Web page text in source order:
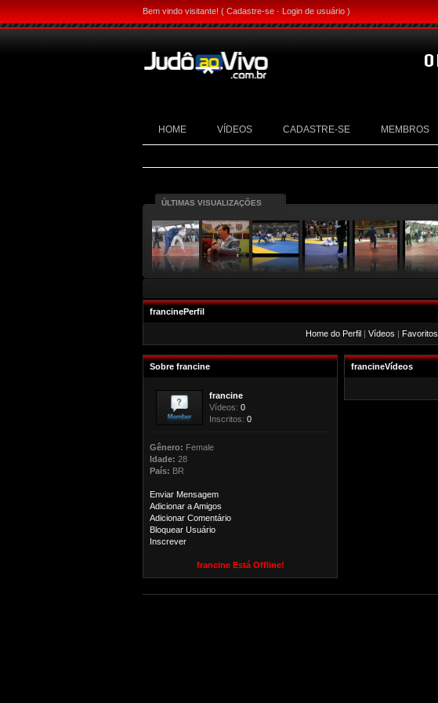
Bem vindo visitante! ( Cadastre-se · Login de usuário )
HOME VÍDEOS CADASTRE-SE MEMBROS
ÚLTIMAS VISUALIZAÇÕES
francinePerfil
Home do Perfil| Vídeos | Favoritos
Sobre francine
francine
Vídeos: 0
Inscritos: 0
Gênero: Female
Idade: 28
País: BR
Enviar Mensagem
Adicionar a Amigos
Adicionar Comentário
Bloquear Usuário
Inscrever
francine Está Offline!
francineVídeos